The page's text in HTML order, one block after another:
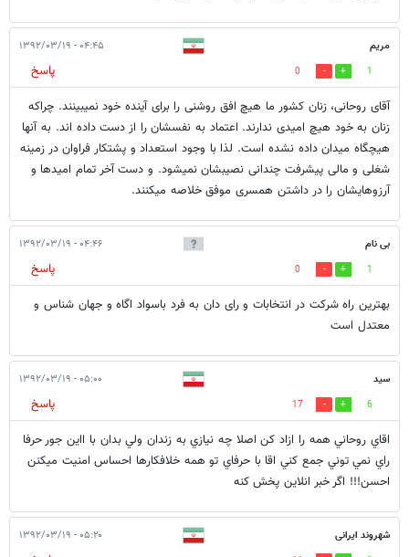
مریم ۰۴:۴۵ - ۱۳۹۲/۰۳/۱۹
1
0
پاسخ
آقای روحانی، زنان کشور ما هیچ افق روشنی را برای آینده خود نمیبینند. چراکه
زنان به خود هیچ امیدی ندارند. اعتماد به نفسشان را از دست داده اند. به آنها
هیچگاه میدان داده نشده است. لذا با وجود استعداد و پشتکار فراوان در زمینه
شغلی و مالی پیشرفت چندانی نصیبشان نمیشود. و دست آخر تمام امیدها و
آرزوهایشان را در داشتن همسری موفق خلاصه میکنند.
بی نام ۰۴:۴۶ - ۱۳۹۲/۰۳/۱۹
1
0
پاسخ
بهترین راه شرکت در انتخابات و رای دان به فرد باسواد اگاه و جهان شناس و
معتدل است
سيد ۰۵:۰۰ - ۱۳۹۲/۰۳/۱۹
6
17
پاسخ
اقاي روحاني همه را ازاد كن اصلا چه نيازي به زندان ولي بدان با ااين جور حرفا
راي نمي توني جمع كني اقا با حرفاي تو همه خلافكارها احساس امنيت ميكنن
احسن!!! اگر خبر انلاين پخش كنه
شهروند ایرانی ۰۵:۲۰ - ۱۳۹۲/۰۳/۱۹